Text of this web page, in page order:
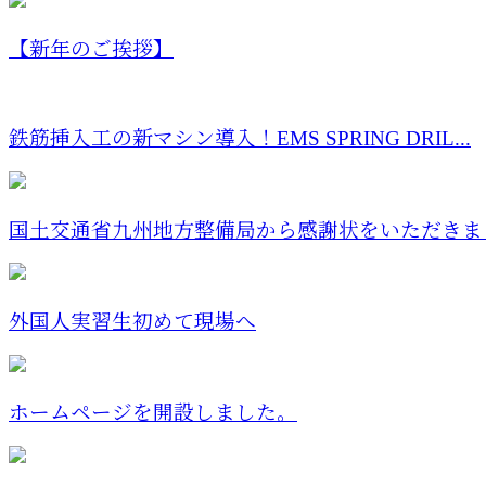
【新年のご挨拶】
鉄筋挿入工の新マシン導入！EMS SPRING DRIL...
国土交通省九州地方整備局から感謝状をいただき
外国人実習生初めて現場へ
ホームページを開設しました。